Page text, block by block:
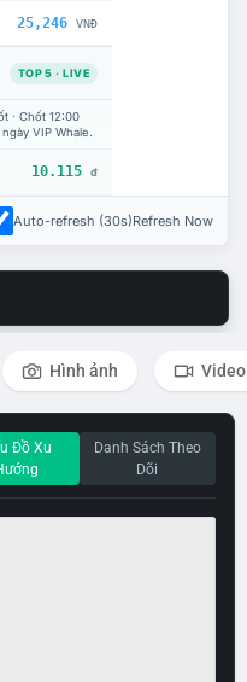
25,246 VNĐ
TOP 5 · LIVE
· Chốt 12:00
VIP Whale.
10.115 đ
Auto-refresh (30s)Refresh Now
Hình ảnh Video
Đồ Xu
Danh Sách Theo
Dõi